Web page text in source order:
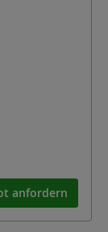
anfordern